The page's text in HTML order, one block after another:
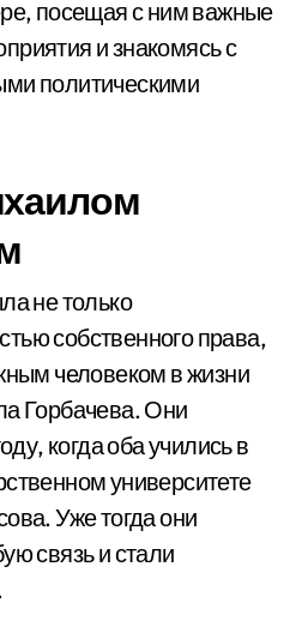
посещая с ним важные
и знакомясь с
политическими
не только
собственного права,
человеком в жизни
Горбачева. Они
когда оба учились в
университете
Уже тогда они
связь и стали